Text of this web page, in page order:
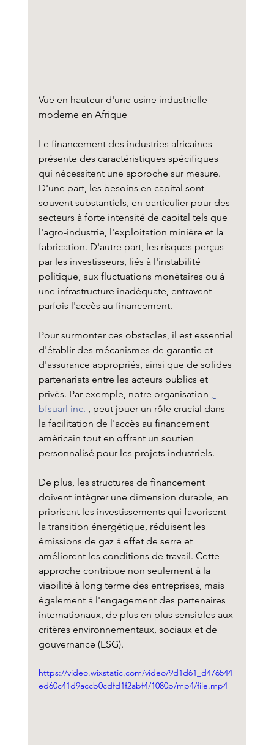
Vue en hauteur d'une usine industrielle
moderne en Afrique
Le financement des industries africaines
présente des caractéristiques spécifiques
qui nécessitent une approche sur mesure.
D'une part, les besoins en capital sont
souvent substantiels, en particulier pour des
secteurs à forte intensité de capital tels que
l'agro-industrie, l'exploitation minière et la
fabrication. D'autre part, les risques perçus
par les investisseurs, liés à l'instabilité
politique, aux fluctuations monétaires ou à
une infrastructure inadéquate, entravent
parfois l'accès au financement.
Pour surmonter ces obstacles, il est essentiel
d'établir des mécanismes de garantie et
d'assurance appropriés, ainsi que de solides
partenariats entre les acteurs publics et
privés. Par exemple, notre organisation ,
bfsuarl inc. , peut jouer un rôle crucial dans
la facilitation de l'accès au financement
américain tout en offrant un soutien
personnalisé pour les projets industriels.
De plus, les structures de financement
doivent intégrer une dimension durable, en
priorisant les investissements qui favorisent
la transition énergétique, réduisent les
émissions de gaz à effet de serre et
améliorent les conditions de travail. Cette
approche contribue non seulement à la
viabilité à long terme des entreprises, mais
également à l'engagement des partenaires
internationaux, de plus en plus sensibles aux
critères environnementaux, sociaux et de
gouvernance (ESG).
https://video.wixstatic.com/video/9d1d61_d476544
ed60c41d9accb0cdfd1f2abf4/1080p/mp4/file.mp4